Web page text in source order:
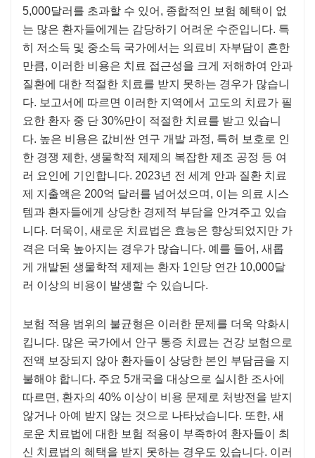
5,000달러를 초과할 수 있어, 종합적인 보험 혜택이 없
는 많은 환자들에게는 감당하기 어려운 수준입니다. 특
히 저소득 및 중소득 국가에서는 의료비 자부담이 흔한
만큼, 이러한 비용은 치료 접근성을 크게 저해하여 안과
질환에 대한 적절한 치료를 받지 못하는 경우가 많습니
다. 보고서에 따르면 이러한 지역에서 고도의 치료가 필
요한 환자 중 단 30%만이 적절한 치료를 받고 있습니
다. 높은 비용은 값비싼 연구 개발 과정, 특허 보호로 인
한 경쟁 제한, 생물학적 제제의 복잡한 제조 공정 등 여
러 요인에 기인합니다. 2023년 전 세계 안과 질환 치료
제 지출액은 200억 달러를 넘어섰으며, 이는 의료 시스
템과 환자들에게 상당한 경제적 부담을 안겨주고 있습
니다. 더욱이, 새로운 치료법은 효능은 향상되었지만 가
격은 더욱 높아지는 경우가 많습니다. 예를 들어, 새롭
게 개발된 생물학적 제제는 환자 1인당 연간 10,000달
러 이상의 비용이 발생할 수 있습니다.
보험 적용 범위의 불균형은 이러한 문제를 더욱 악화시
킵니다. 많은 국가에서 안구 통증 치료는 건강 보험으로
전액 보장되지 않아 환자들이 상당한 본인 부담금을 지
불해야 합니다. 주요 5개국을 대상으로 실시한 조사에
따르면, 환자의 40% 이상이 비용 문제로 처방전을 받지
않거나 아예 받지 않는 것으로 나타났습니다. 또한, 새
로운 치료법에 대한 보험 적용이 부족하여 환자들이 최
신 치료법의 혜택을 받지 못하는 경우도 있습니다. 이러